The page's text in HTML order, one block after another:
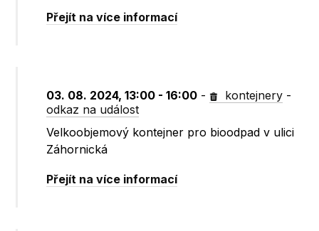
Přejít na více informací
03. 08. 2024, 13:00 - 16:00 - kontejnery -
odkaz na událost
Velkoobjemový kontejner pro bioodpad v ulici
Záhornická
Přejít na více informací